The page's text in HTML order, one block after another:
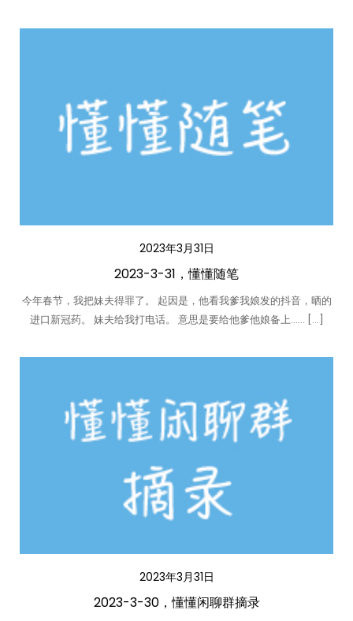
2023年3月31日
2023-3-31，懂懂随笔
今年春节，我把妹夫得罪了。 起因是，他看我爹我娘发的抖音，晒的
进口新冠药。 妹夫给我打电话。 意思是要给他爹他娘备上…… […]
2023年3月31日
2023-3-30，懂懂闲聊群摘录